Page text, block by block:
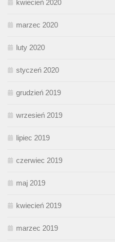
kwiecień 2020
marzec 2020
luty 2020
styczeń 2020
grudzień 2019
wrzesień 2019
lipiec 2019
czerwiec 2019
maj 2019
kwiecień 2019
marzec 2019